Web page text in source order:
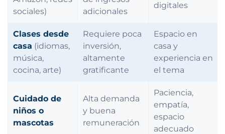
sociales)
adicionales
digitales
Clases desde
casa (idiomas,
música,
cocina, arte)
Requiere poca
inversión,
altamente
gratificante
Espacio en
casa y
experiencia en
el tema
Cuidado de
niños o
mascotas
Alta demanda
y buena
remuneración
Paciencia,
empatía,
espacio
adecuado